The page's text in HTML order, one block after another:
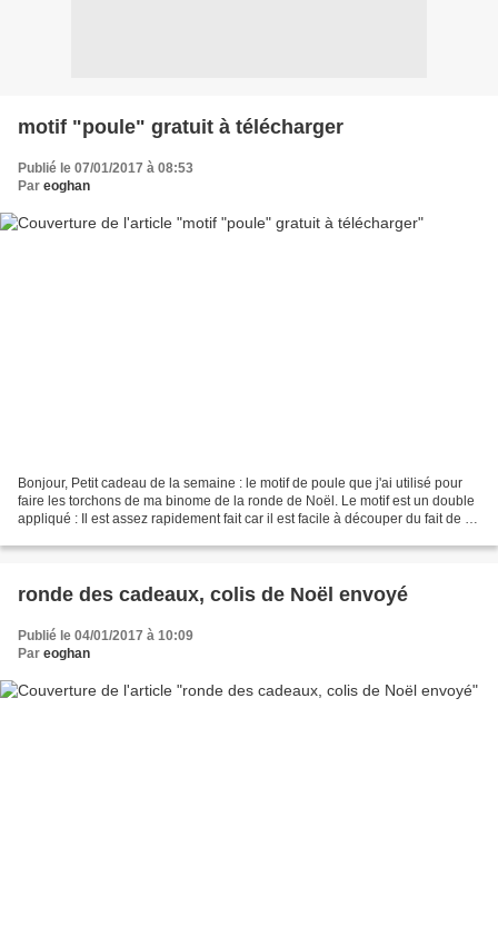
motif "poule" gratuit à télécharger
Publié le 07/01/2017 à 08:53
Par eoghan
Bonjour, Petit cadeau de la semaine : le motif de poule que j'ai utilisé pour
faire les torchons de ma binome de la ronde de Noël. Le motif est un double
appliqué : Il est assez rapidement fait car il est facile à découper du fait de sa
ronde des cadeaux, colis de Noël envoyé
Publié le 04/01/2017 à 10:09
Par eoghan